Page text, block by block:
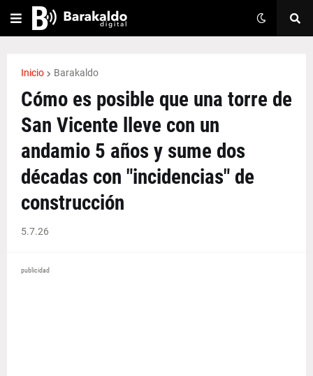
Inicio Barakaldo
Cómo es posible que una torre de
San Vicente lleve con un
andamio 5 años y sume dos
décadas con "incidencias" de
construcción
5.7.26
publicidad